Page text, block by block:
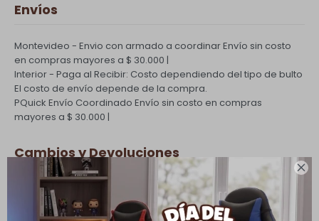

Envíos
Montevideo - Envio con armado a coordinarEnvío sin costo
en compras mayores a $ 30.000 |
Interior - Paga al Recibir: Costo dependiendo del tipo de bulto
El costo de envío depende de la compra.
PQuick Envío Coordinado Envío sin costo en compras
mayores a $ 30.000 |
Cambios y Devoluciones
Todas las compras realizadas tienen un plazo de 5 días para
su cambio.